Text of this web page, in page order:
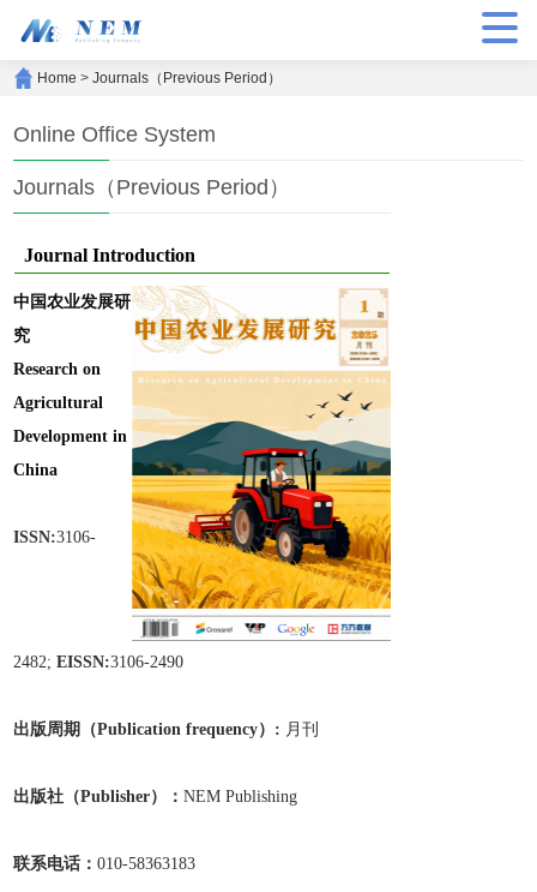
Home >Journals（Previous Period）
Online Office System
Journals（Previous Period）
Journal Introduction
中国农业发展研
究
Research on
Agricultural
Development in
China
ISSN:3106-
2482;EISSN:3106-2490
出版周期（Publication frequency）: 月刊
出版社 （Publisher）：NEM Publishing
联系电话：010-58363183